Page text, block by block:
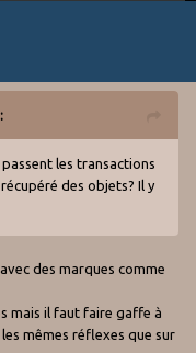
les transactions
des objets? Il y
des marques comme
mais il faut faire gaffe à
mêmes réflexes que sur